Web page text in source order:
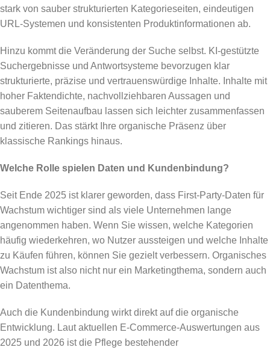
stark von sauber strukturierten Kategorieseiten, eindeutigen
URL-Systemen und konsistenten Produktinformationen ab.
Hinzu kommt die Veränderung der Suche selbst. KI-gestützte
Suchergebnisse und Antwortsysteme bevorzugen klar
strukturierte, präzise und vertrauenswürdige Inhalte. Inhalte mit
hoher Faktendichte, nachvollziehbaren Aussagen und
sauberem Seitenaufbau lassen sich leichter zusammenfassen
und zitieren. Das stärkt Ihre organische Präsenz über
klassische Rankings hinaus.
Welche Rolle spielen Daten und Kundenbindung?
Seit Ende 2025 ist klarer geworden, dass First-Party-Daten für
Wachstum wichtiger sind als viele Unternehmen lange
angenommen haben. Wenn Sie wissen, welche Kategorien
häufig wiederkehren, wo Nutzer aussteigen und welche Inhalte
zu Käufen führen, können Sie gezielt verbessern. Organisches
Wachstum ist also nicht nur ein Marketingthema, sondern auch
ein Datenthema.
Auch die Kundenbindung wirkt direkt auf die organische
Entwicklung. Laut aktuellen E-Commerce-Auswertungen aus
2025 und 2026 ist die Pflege bestehender